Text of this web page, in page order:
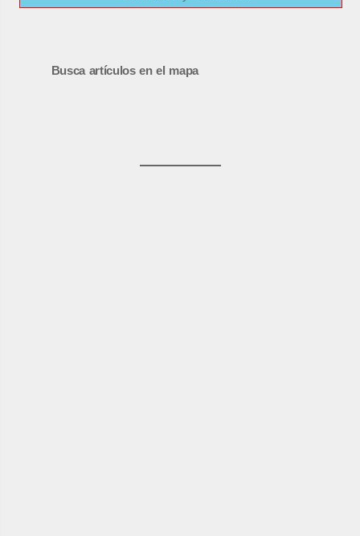
Busca artículos en el mapa